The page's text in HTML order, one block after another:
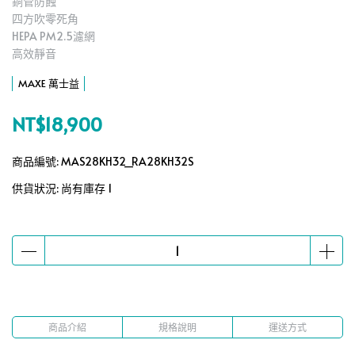
四方吹零死角
HEPA PM2.5濾網
高效靜音
MAXE 萬士益
NT$18,900
商品編號:MAS28KH32_RA28KH32S
供貨狀況: 尚有庫存 1
商品介紹 規格說明 運送方式